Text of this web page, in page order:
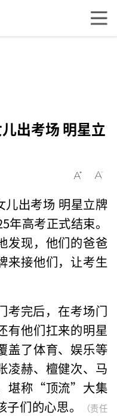
出考场 明星立
出考场 明星立牌
年高考正式结束。
发现，他们的爸爸
来接他们，让考生
考完后，在考场门
有他们扛来的明星
了体育、娱乐等
凌赫、檀健次、马
堪称“顶流”大集
们的心思。
（责任